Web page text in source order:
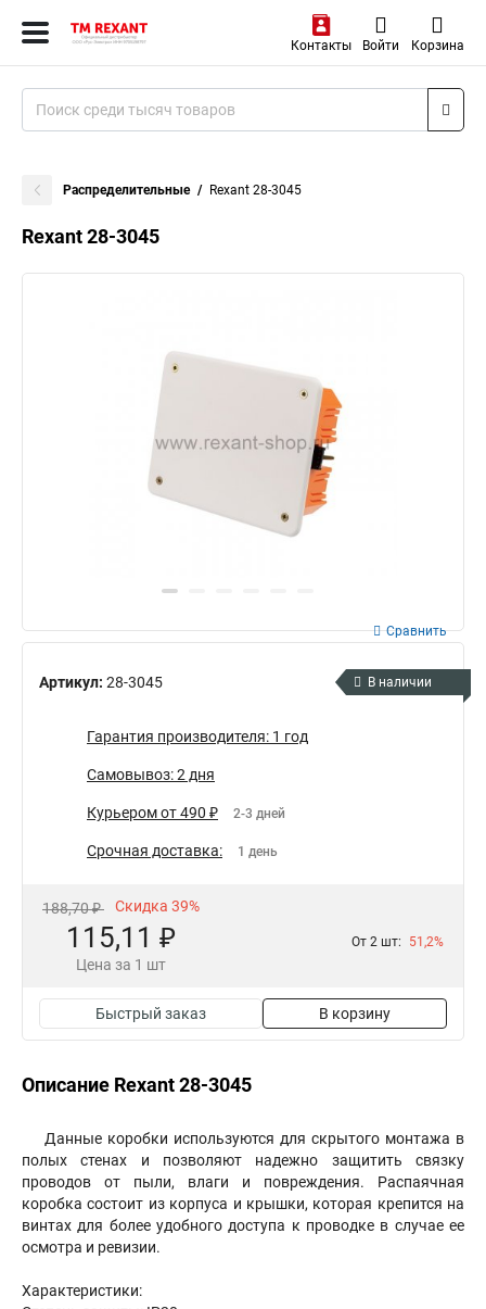
Контакты Войти Корзина
Распределительные Rexant 28-3045
Rexant 28-3045
Артикул: 28-3045
Сравнить
В наличии
Гарантия производителя: 1 год
Самовывоз: 2 дня
Курьером от 490 ₽ 2-3 дней
Срочная доставка: 1 день
188,70 ₽ Скидка 39%
115,11 ₽
Цена за 1 шт
От 2 шт: 51,2%
Быстрый заказ В корзину
Описание Rexant 28-3045
Данные коробки используются для скрытого монтажа в
полых стенах и позволяют надежно защитить связку
проводов от пыли, влаги и повреждения. Распаячная
коробка состоит из корпуса и крышки, которая крепится на
винтах для более удобного доступа к проводке в случае ее
осмотра и ревизии.
Характеристики: